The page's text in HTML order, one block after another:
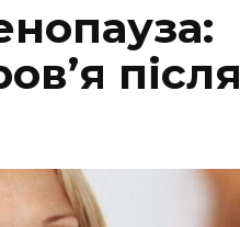
після